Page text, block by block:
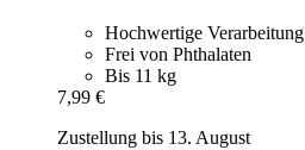
Hochwertige Verarbeitung
Frei von Phthalaten
Bis 11 kg
7,99 €
Zustellung bis 13. August